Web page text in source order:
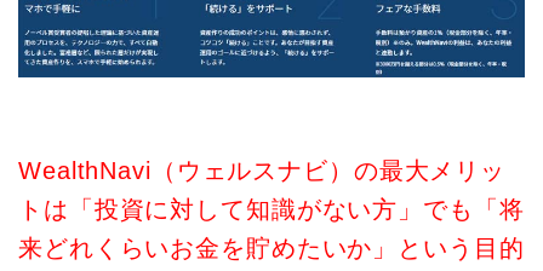
WealthNavi（ウェルスナビ）の最大メリッ
トは「投資に対して知識がない方」でも「将
来どれくらいお金を貯めたいか」という目的